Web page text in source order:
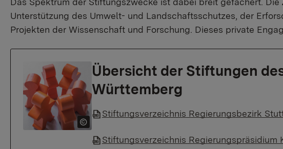
Unterstützung des Umwelt- und Landschaftsschutzes, der
Projekten der Wissenschaft und Forschung. Dieses private
Übersicht der Stiftungen
Württemberg
Stiftungsverzeichnis Regierungsbezirk
Stiftungsverzeichnis Regierungspräsidium